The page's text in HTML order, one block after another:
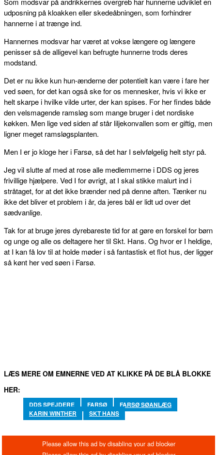
udposning på kloakken eller skedeåbningen, som forhindrer
hannerne i at trænge ind.
Hannernes modsvar har været at vokse længere og længere
penisser så de alligevel kan befrugte hunnerne trods deres
modstand.
Det er nu ikke kun hun-ænderne der potentielt kan være i fare her
ved søen, for det kan også ske for os mennesker, hvis vi ikke er
helt skarpe i hvilke vilde urter, der kan spises. For her findes både
den velsmagende ramsløg som mange bruger i det nordiske
køkken. Men lige ved siden af står liljekonvallen som er giftig, men
ligner meget ramsløgsplanten.
Men I er jo kloge her i Farsø, så det har I selvfølgelig helt styr på.
Jeg vil slutte af med at rose alle medlemmerne i DDS og jeres
frivillige hjælpere. Ved I for øvrigt, at I skal stikke malurt ind i
stråtaget, for at det ikke brænder ned på denne aften. Tænker nu
ikke det bliver et problem i år, da jeres bål er lidt ud over det
sædvanlige.
Tak for at bruge jeres dyrebareste tid for at gøre en forskel for børn
og unge og alle os deltagere her til Skt. Hans. Og hvor er I heldige,
at I kan få lov til at holde møder i så fantastisk et flot hus, der ligger
så kønt her ved søen i Farsø.
LÆS MERE OM EMNERNE VED AT KLIKKE PÅ DE BLÅ BLOKKE
HER:
DDS SPEJDERE FARSØ
FARSØ SØANLÆG
KARIN WINTHER
SKT HANS